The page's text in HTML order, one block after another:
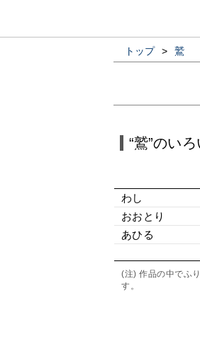
トップ > 鷲
“鷲”のい
わし
おおとり
あひる
(注) 作品の中でふ
す。